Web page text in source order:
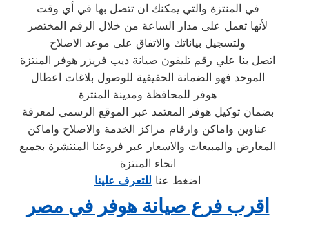
في المنتزة والتي يمكنك ان تتصل بها في أي وقت
لأنها تعمل على مدار الساعة من خلال الرقم المختصر
ولتسجيل بياناتك والاتفاق على موعد الاصلاح
اتصل بنا علي رقم تليفون صيانة ديب فريزر هوفر المنتزة
الموحد فهو الضمانة الحقيقية للوصول بلاغات اعطال
هوفر للمحافظة ومدينة المنتزة
بضمان توكيل هوفر المعتمد عبر الموقع الرسمي لمعرفة
عناوين واماكن وارقام مراكز الخدمة والاصلاح واماكن
المعارض والمبيعات والاسعار عبر فروعنا المنتشرة بجميع
انحاء المنتزة
اضغط عنا للتعرف علينا
اقرب فرع صيانة هوفر في مصر